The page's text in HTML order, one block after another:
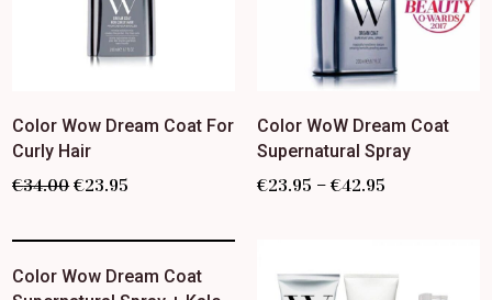
Color Wow Dream Coat For
Curly Hair
€34.00 €23.95
Color WoW Dream Coat
Supernatural Spray
€23.95 – €42.95
Color Wow Dream Coat